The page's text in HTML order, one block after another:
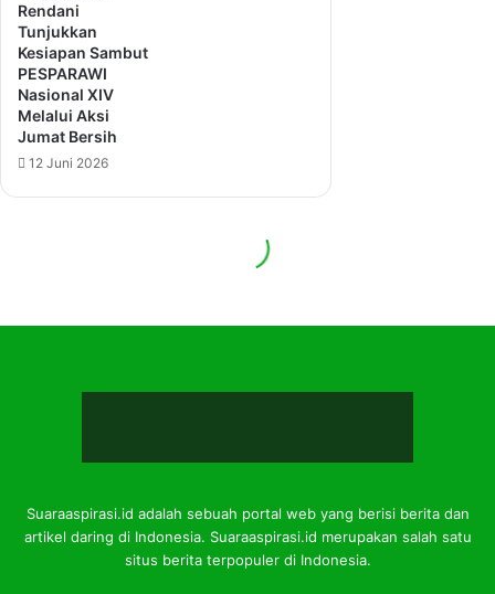
Suaraaspirasi.id adalah sebuah portal web yang berisi berita dan
artikel daring di Indonesia. Suaraaspirasi.id merupakan salah satu
situs berita terpopuler di Indonesia.